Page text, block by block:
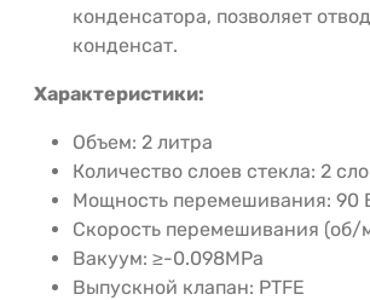
конденсатора, позволяет
конденсат.
Характеристики:
Объем: 2 литра
Количество слоев стекла: 2
Мощность перемешивания: 90
Скорость перемешивания (об/
Вакуум: ≥-0.098MPa
Выпускной клапан: PTFE